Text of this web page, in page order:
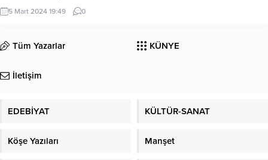
Kahkahayı alıp, hüznü koydunuz,
Beni benden alıp, kederlere
gördünüz. **** İmkansız aşkı yaşar
oldum. Yaralı gönlümün tesellisi
Gözlerimde hep gözyaşı doldu. ****
5 Mart 2024 19:49 0
Tüm Yazarlar KÜNYE
İletişim
EDEBİYAT KÜLTÜR-SANAT
Köşe Yazıları Manşet